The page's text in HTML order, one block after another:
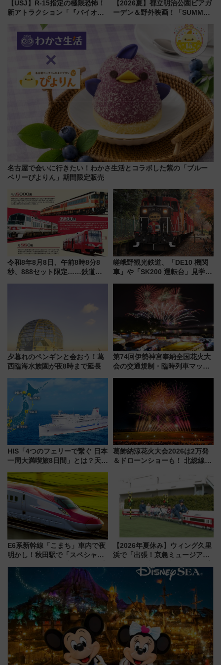
【USJ】R-15指定の極限恐怖！
新アトラクション「『バイオハ
ブ」今秋登場 ―予測不能の恐
怖に泣き叫べ―
【2026夏】都立明治公園ビアガ
ーデン＆野外映画！「SUMMER
ケジュール 夜風とビール、映画
名古屋で会いに行きたい！わかさ生活とコラボした紫の「ブルー
ベリーぴよりん」期間限定販売
令和8年8月8日、午前8時8分8
秒、888セット限定……鉄道各
嵯峨野観光鉄道、「DE10 機関
車」や「SK200 運転台」見学ツ
トの一環で激レア体験できちゃ
うかも 参加方法やスケジュール
をご紹介
夕暮れのペンギンと会おう！葛
西臨海水族園が夜8時まで延長
第74回伊勢神宮奉納全国花火大
会の交通規制・臨時列車マッ
HIS「4つのフェリーで繋ぐ 日本
一周大満喫旅8日間」とは？天橋
の絶景＆限定グルメを網羅！煩
雑な手続きも不要でお手軽に楽
しめるプランが登場
葛飾納涼花火大会2026は2万発
＆ドローンショーも！ 北総線を
車、観覧スポット情報と周辺観
光まとめ（7/28開催）
E6系新幹線「こまち」車内で夜
明かし！秋田駅で「スペシャル
法は？
【2026年夏休み】ウィング久里
浜で「出張！京急ミュージア
ラリーや子ども制服撮影も